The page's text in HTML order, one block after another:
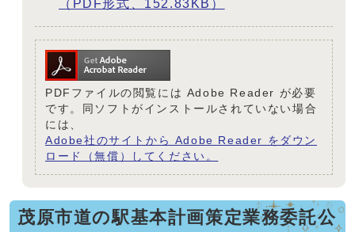
（PDF形式、152.83KB）
PDFファイルの閲覧には Adobe Reader が必要
です。同ソフトがインストールされていない場合
には、
Adobe社のサイトから Adobe Reader をダウン
ロード（無償）してください。
茂原市道の駅基本計画策定業務委託公